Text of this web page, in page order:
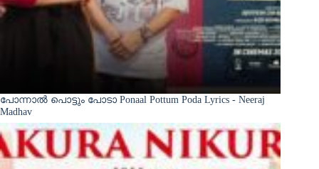
പോന്നാൽ പൊട്ടും പോടാ Ponaal Pottum Poda Lyrics - Neeraj
Madhav